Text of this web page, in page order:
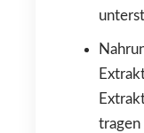
tragen